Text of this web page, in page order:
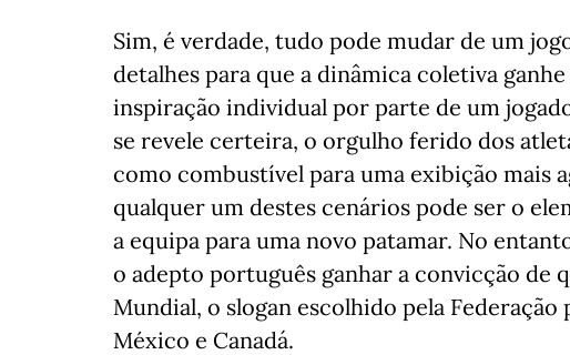
Sim, é verdade, tudo pode mudar de um
detalhes para que a dinâmica coletiva
inspiração individual por parte de um
se revele certeira, o orgulho ferido dos
como combustível para uma exibição mais
qualquer um destes cenários pode ser o
a equipa para uma novo patamar. No
o adepto português ganhar a convicção de
Mundial, o slogan escolhido pela
México e Canadá.